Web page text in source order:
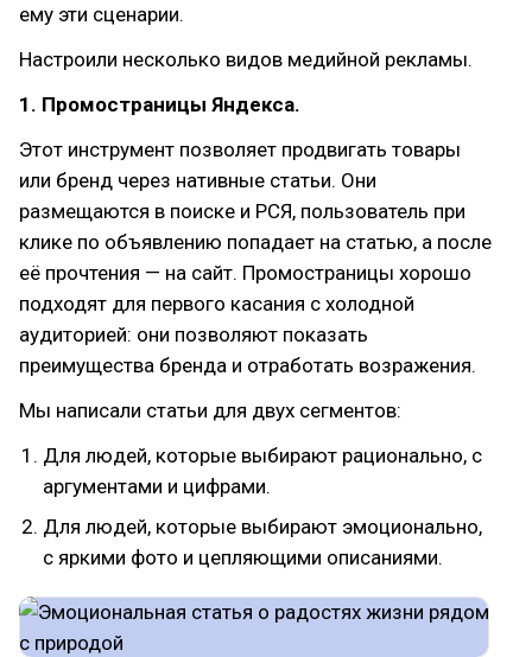
ему эти сценарии.
Настроили несколько видов медийной рекламы.
1. Промостраницы Яндекса.
Этот инструмент позволяет продвигать товары
или бренд через нативные статьи. Они
размещаются в поиске и РСЯ, пользователь при
клике по объявлению попадает на статью, а после
её прочтения — на сайт. Промостраницы хорошо
подходят для первого касания с холодной
аудиторией: они позволяют показать
преимущества бренда и отработать возражения.
Мы написали статьи для двух сегментов:
Для людей, которые выбирают рационально, с
аргументами и цифрами.
Для людей, которые выбирают эмоционально,
с яркими фото и цепляющими описаниями.